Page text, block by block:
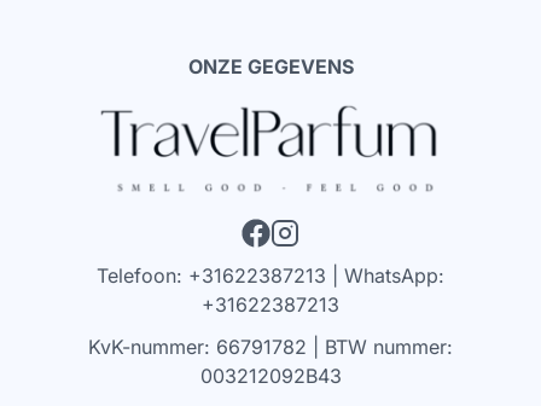
ONZE GEGEVENS
Telefoon: +31622387213 | WhatsApp:
+31622387213
KvK-nummer: 66791782 | BTW nummer:
003212092B43